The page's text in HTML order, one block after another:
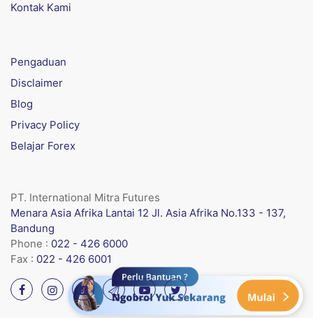
Kontak Kami
Pengaduan
Disclaimer
Blog
Privacy Policy
Belajar Forex
PT. International Mitra Futures
Menara Asia Afrika Lantai 12 Jl. Asia Afrika No.133 - 137,
Bandung
Phone : 022 - 426 6000
Fax : 022 - 426 6001